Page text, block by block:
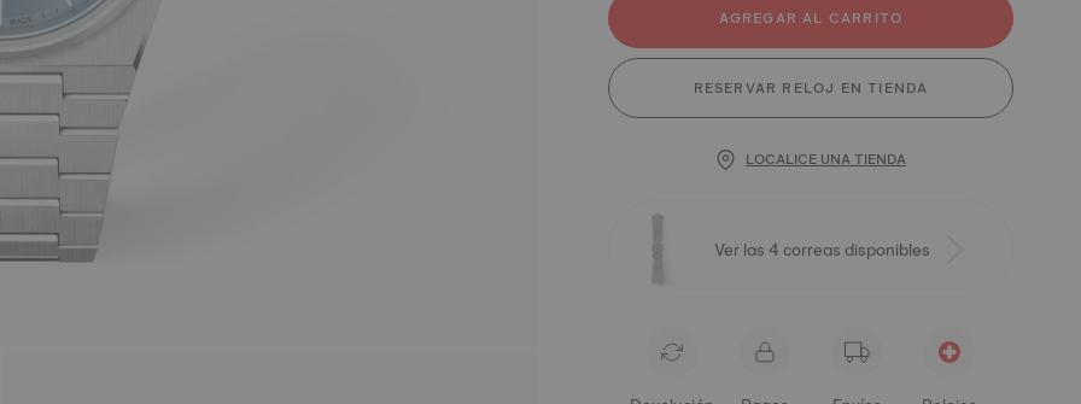
AGREGAR AL CARRITO
RESERVAR RELOJ EN TIENDA
LOCALICE UNA TIENDA
Ver las 4 correas disponibles